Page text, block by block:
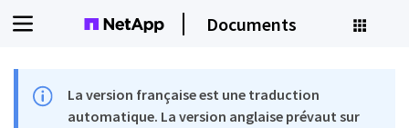
Documents
La version française est une traduction
automatique. La version anglaise prévaut sur